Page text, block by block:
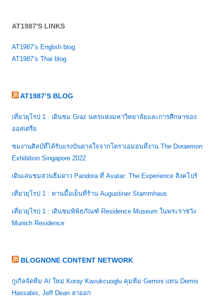
AT1987'S LINKS
AT1987’s English blog
AT1987’s Thai blog
AT1987’S BLOG
เที่ยวยุโรป 1 : เดินชม Graz นครแห่งมหาวิทยาลัยและการศึกษาของ
ออสเตรีย
ชมงานศิลป์ที่ได้รับแรงบันดาลใจจากโดราเอม่อนที่งาน The Doraemon
Exhibition Singapore 2022
เดินเล่นชมสวนธีมดาว Pandora ที่ Avatar: The Experience สิงคโปร์
เที่ยวยุโรป 1 : ทานมื้อเย็นที่ร้าน Augustiner Stammhaus
เที่ยวยุโรป 1 : เดินชมพิพิธภัณฑ์ Residence Museum ในพระราชวัง
Munich Residence
BLOGNONE CONTENT NETWORK
กูเกิลจัดทีม AI ใหม่ Koray Kavukcuoglu คุมทีม Gemini แทน Demis
Hassabis, Jeff Dean ลาออก